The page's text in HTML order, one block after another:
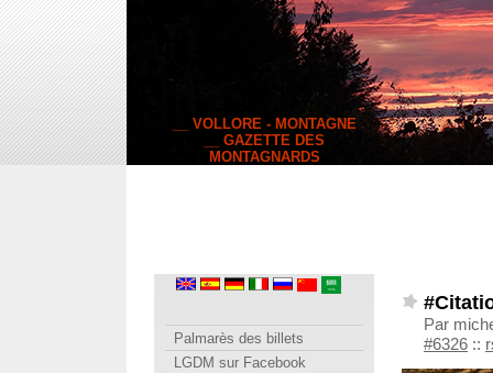
__ VOLLORE - MONTAGNE
__ GAZETTE DES
MONTAGNARDS
Par
#6326 ::
Palmarès des billets
LGDM sur Facebook